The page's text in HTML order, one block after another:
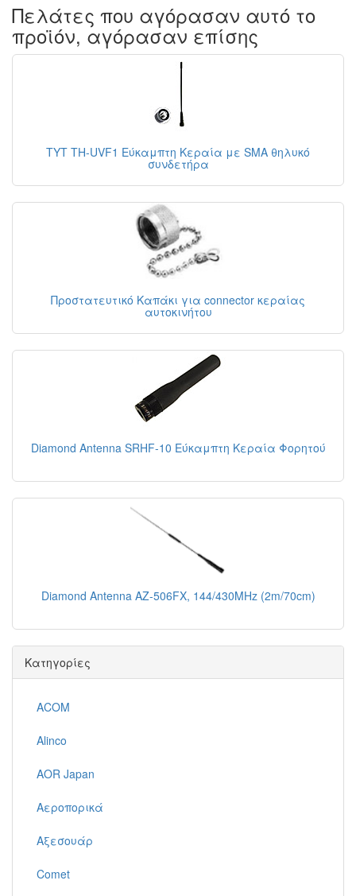
Πελάτες που αγόρασαν αυτό το
προϊόν, αγόρασαν επίσης
TYT TH-UVF1 Εύκαμπτη Κεραία με SMA θηλυκό
συνδετήρα
Προστατευτικό Καπάκι για connector κεραίας
αυτοκινήτου
Diamond Antenna SRHF-10 Εύκαμπτη Κεραία Φορητού
Diamond Antenna AZ-506FX, 144/430MHz (2m/70cm)
Κατηγορίες
ACOM
Alinco
AOR Japan
Αεροπορικά
Αξεσουάρ
Comet